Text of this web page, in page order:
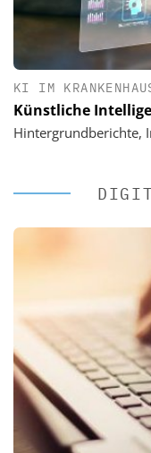
KI IM
Künstliche
Hintergrundberichte,